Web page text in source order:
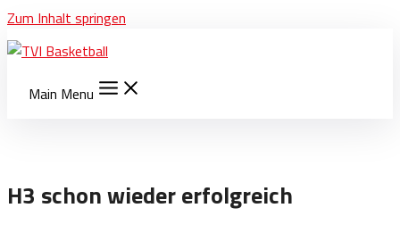
Zum Inhalt springen
Main Menu
H3 schon wieder erfolgreich